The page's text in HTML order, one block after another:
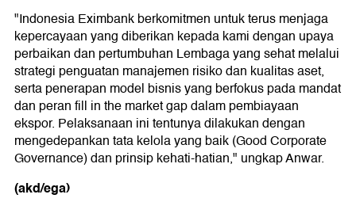
"Indonesia Eximbank berkomitmen untuk terus menjaga
kepercayaan yang diberikan kepada kami dengan upaya
perbaikan dan pertumbuhan Lembaga yang sehat melalui
strategi penguatan manajemen risiko dan kualitas aset,
serta penerapan model bisnis yang berfokus pada mandat
dan peran fill in the market gap dalam pembiayaan
ekspor. Pelaksanaan ini tentunya dilakukan dengan
mengedepankan tata kelola yang baik (Good Corporate
Governance) dan prinsip kehati-hatian," ungkap Anwar.
(akd/ega)